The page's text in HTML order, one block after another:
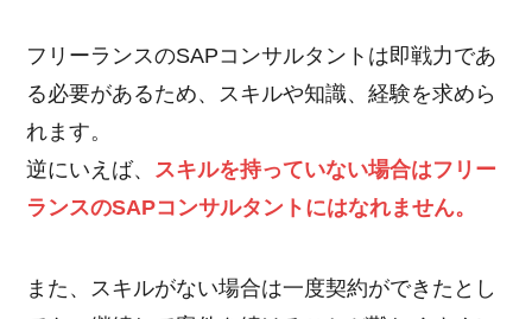
フリーランスのSAPコンサルタントは即戦力であ
る必要があるため、スキルや知識、経験を求めら
れます。
逆にいえば、 スキルを持っていない場合はフリー
ランスのSAPコンサルタントにはなれません。
また、スキルがない場合は一度契約ができたとし